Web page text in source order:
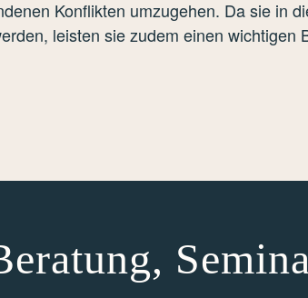
Konflikten umzugehen. Da sie in
leisten sie zudem einen wichtigen